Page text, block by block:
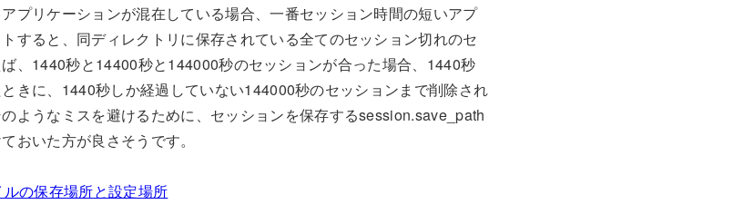
プリケーションが混在している場合、一番セッション時間の短いアプ
すると、同ディレクトリに保存されている全てのセッション切れのセ
、1440秒と14400秒と144000秒のセッションが合った場合、1440秒
きに、1440秒しか経過していない144000秒のセッションまで削除され
ようなミスを避けるために、セッションを保存するsession.save_path
おいた方が良さそうです。
の保存場所と設定場所